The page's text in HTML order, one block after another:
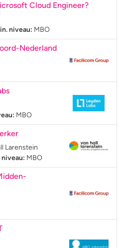
Cloud Engineer?
niveau: MBO
Nederland
MBO
Larenstein
niveau: MBO